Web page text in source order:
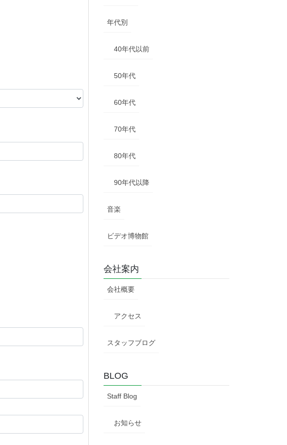
年代別
40年代以前
50年代
60年代
70年代
80年代
90年代以降
音楽
ビデオ博物館
会社案内
会社概要
アクセス
スタッフブログ
BLOG
Staff Blog
お知らせ